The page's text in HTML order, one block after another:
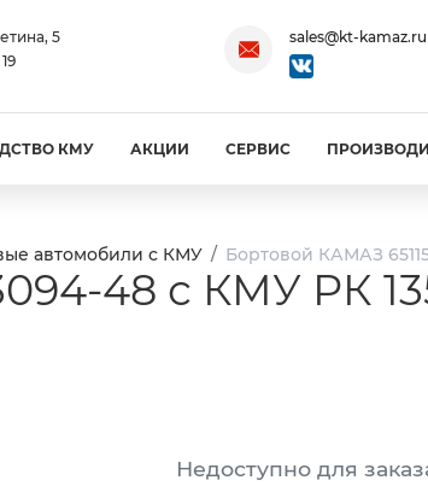
5
sales@kt-kamaz.ru
КМУ АКЦИИ СЕРВИС
автомобили с КМУ Бортовой КАМАЗ
48 с КМУ РК